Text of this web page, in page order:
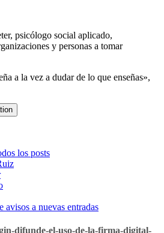
psicólogo social aplicado,
y personas a tomar
a la vez a dudar de lo que enseñas»,
los posts
avisos a nuevas entradas
difunde-el-uso-de-la-firma-digital-